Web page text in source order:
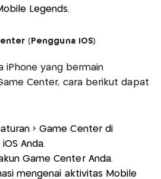
Legends.
(Pengguna iOS)
iPhone yang bermain
Center, cara berikut dapat
> Game Center di
Anda.
Game Center Anda.
mengenai aktivitas Mobile